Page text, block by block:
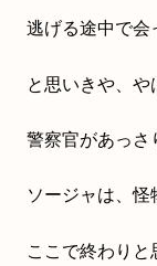
逃げる途中で会
と思いきや、や
警察官があっさ
ソージャは、怪
ここで終わりと